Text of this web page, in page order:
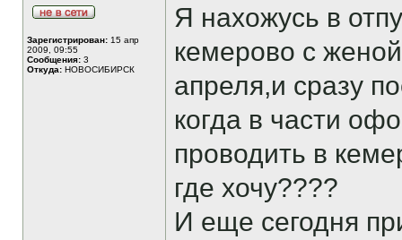
Зарегистрирован: 15 апр
2009, 09:55
Сообщения: 3
Откуда: НОВОСИБИРСК
Я нахожусь в
кемерово с
апреля,и сразу
когда в части
проводить в
где хочу????
И еще сегодня